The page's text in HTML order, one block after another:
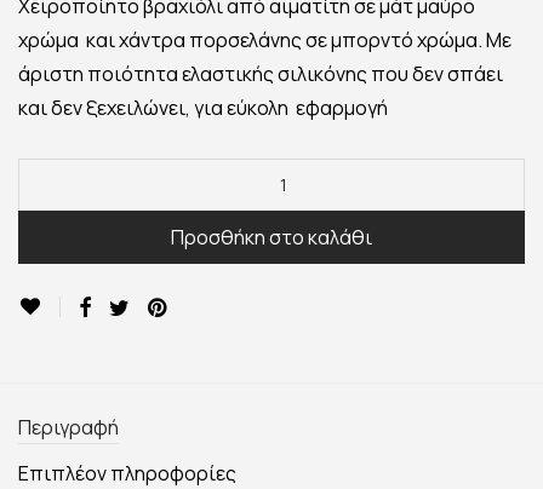
15,00 €.
Χειροποίητο βραχιόλι από αιματίτη σε μάτ μαύρο
χρώμα και χάντρα πορσελάνης σε μπορντό χρώμα. Με
άριστη ποιότητα ελαστικής σιλικόνης που δεν σπάει
και δεν ξεχειλώνει, για εύκολη εφαρμογή
Προσθήκη στο καλάθι
Περιγραφή
Επιπλέον πληροφορίες